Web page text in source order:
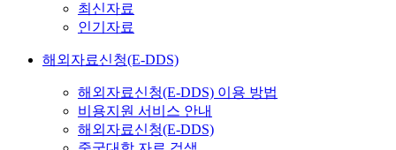
최신자료
인기자료
해외자료신청(E-DDS)
해외자료신청(E-DDS) 이용 방법
비용지원 서비스 안내
해외자료신청(E-DDS)